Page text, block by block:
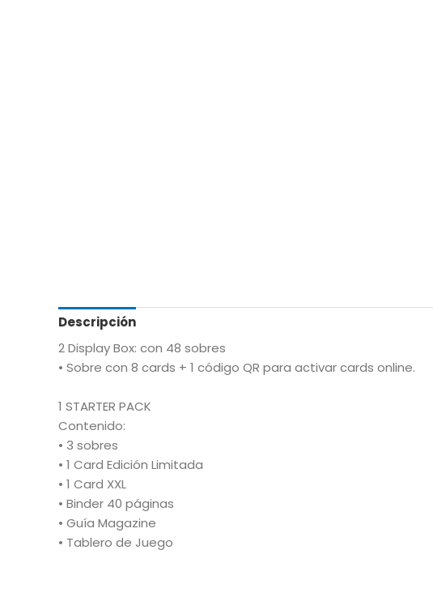
Descripción
2 Display Box: con 48 sobres
• Sobre con 8 cards + 1 código QR para activar cards online.
1 STARTER PACK
Contenido:
• 3 sobres
• 1 Card Edición Limitada
• 1 Card XXL
• Binder 40 páginas
• Guía Magazine
• Tablero de Juego